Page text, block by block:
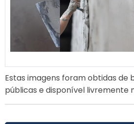
Estas imagens foram obtidas de
públicas e disponível livremente